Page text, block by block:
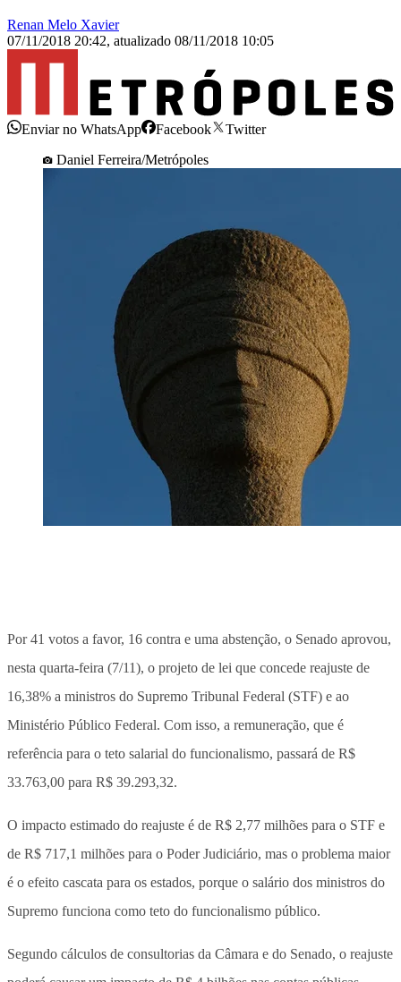
Renan Melo Xavier
07/11/2018 20:42, atualizado 08/11/2018 10:05
Enviar no WhatsApp Facebook
Twitter
Daniel Ferreira/Metrópoles
Por 41 votos a favor, 16 contra e uma abstenção, o Senado aprovou,
nesta quarta-feira (7/11), o projeto de lei que concede reajuste de
16,38% a ministros do Supremo Tribunal Federal (STF) e ao
Ministério Público Federal. Com isso, a remuneração, que é
referência para o teto salarial do funcionalismo, passará de R$
33.763,00 para R$ 39.293,32.
O impacto estimado do reajuste é de R$ 2,77 milhões para o STF e
de R$ 717,1 milhões para o Poder Judiciário, mas o problema maior
é o efeito cascata para os estados, porque o salário dos ministros do
Supremo funciona como teto do funcionalismo público.
Segundo cálculos de consultorias da Câmara e do Senado, o reajuste